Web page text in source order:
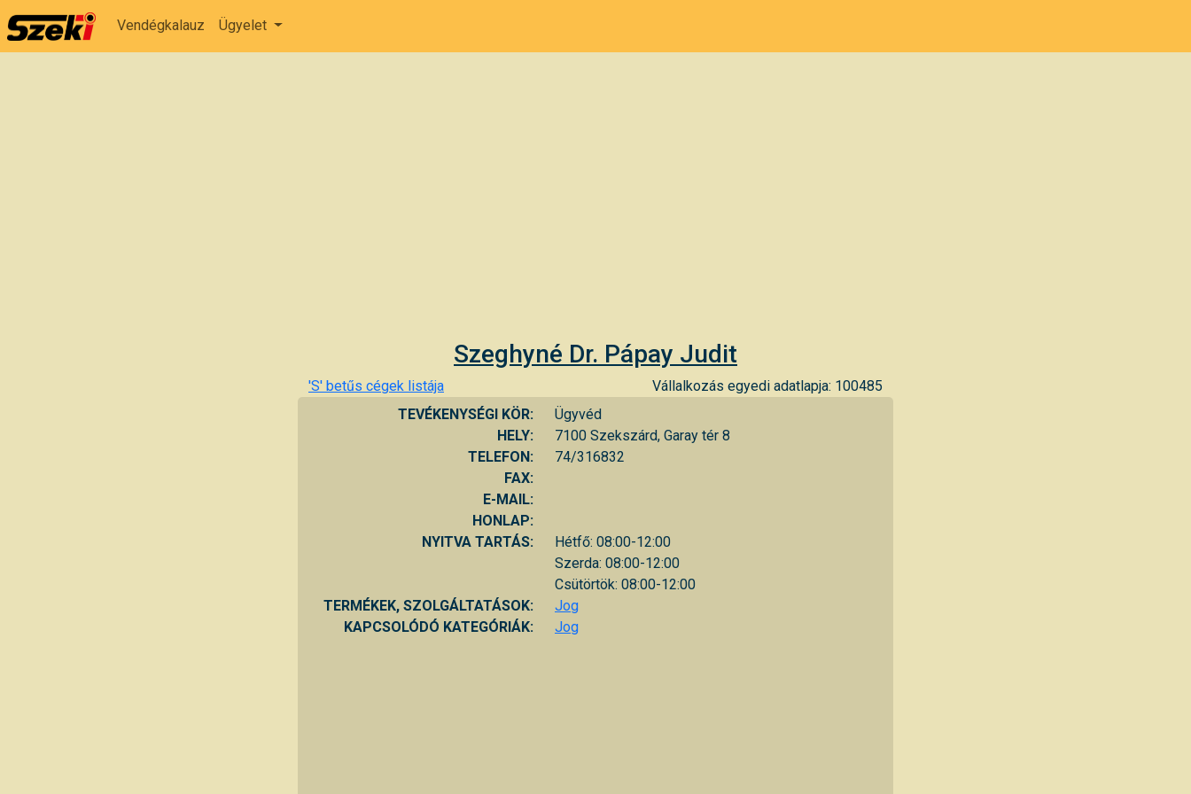
Vendégkalauz Ügyelet
Szeghyné Dr. Pápay Judit
'S' betűs cégek listája
Vállalkozás egyedi adatlapja: 100485
TEVÉKENYSÉGI KÖR:
Ügyvéd
HELY:
7100 Szekszárd, Garay tér 8
TELEFON:
74/316832
FAX:
E-MAIL:
HONLAP:
NYITVA TARTÁS:
Hétfő: 08:00-12:00
Szerda: 08:00-12:00
Csütörtök: 08:00-12:00
TERMÉKEK, SZOLGÁLTATÁSOK:
Jog
KAPCSOLÓDÓ KATEGÓRIÁK:
Jog